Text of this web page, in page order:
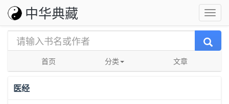
中华典藏
首页 分类 文章
医经